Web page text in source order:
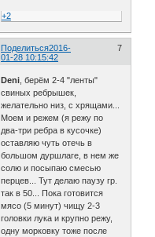
+2
Поделиться 7
2016-
01-28 10:15:42
Deni , берём 2-4 "ленты"
свиных ребрышек,
желательно низ, с хрящами...
Моем и режем (я режу по
два-три ребра в кусочке)
оставляю чуть отечь в
большом дуршлаге, в нем же
солю и посыпаю смесью
перцев... Тут делаю паузу гр.
так в 50... Пока готовится
мясо (5 минут) чищу 2-3
головки лука и крупно режу,
одну морковку тоже после